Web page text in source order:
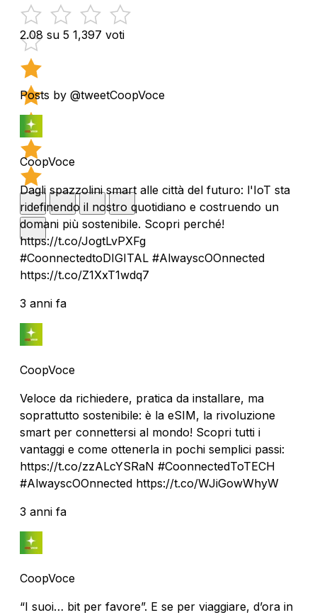
2.08 su 5 1,397 voti
Posts by @tweetCoopVoce
CoopVoce
Dagli spazzolini smart alle città del futuro: l'IoT sta
ridefinendo il nostro quotidiano e costruendo un
domani più sostenibile. Scopri perché!
https://t.co/JogtLvPXFg
#CoonnectedtoDIGITAL #AlwayscOOnnected
https://t.co/Z1XxT1wdq7
3 anni fa
CoopVoce
Veloce da richiedere, pratica da installare, ma
soprattutto sostenibile: è la eSIM, la rivoluzione
smart per connettersi al mondo! Scopri tutti i
vantaggi e come ottenerla in pochi semplici passi:
https://t.co/zzALcYSRaN #CoonnectedToTECH
#AlwayscOOnnected https://t.co/WJiGowWhyW
3 anni fa
CoopVoce
“I suoi… bit per favore”. E se per viaggiare, d’ora in